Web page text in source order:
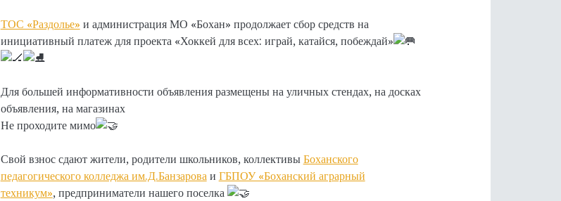
ТОС «Раздолье» и администрация МО «Бохан» продолжает сбор средств на
инициативный платеж для проекта «Хоккей для всех: играй, катайся, побеждай»
Для большей информативности объявления размещены на уличных стендах, на досках
объявления, на магазинах
Не проходите мимо
Свой взнос сдают жители, родители школьников, коллективы Боханского
педагогического колледжа им.Д.Банзароваи ГБПОУ «Боханский аграрный
техникум», предприниматели нашего поселка